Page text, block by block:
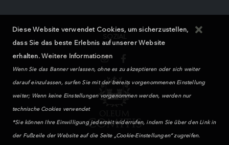
Diese Website verwendet Cookies, um sicherzustellen,
dass Sie das beste Erlebnis auf unserer Website
erhalten.Weitere Informationen
Wenn Sie das Banner verlassen, ohne es zu akzeptieren oder sich weiter
darauf einzulassen, surfen Sie mit der bereits vorgenommenen Einstellung
weiter; Wenn keine Einstellungen vorgenommen werden, werden nur
technische Cookies verwendet
*Sie können Ihre Einwilligung jederzeit widerrufen, indem Sie über den Link in
der Fußzeile der Website auf die Seite „Cookie-Einstellungen“ zugreifen.